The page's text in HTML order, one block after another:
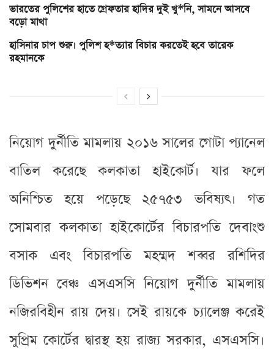
ভারতের পুলিশের হাতে গ্রেফতার হাদির দুই খু*নি, সামনে আসবে
বড়ো মাথা
হাসিনার চাপ শুরু। পুলিশ হ*ত্যার বিচার করতেই হবে তারেক
রহমানকে
নিয়োগ দুর্নীতি মামলায় ২০১৬ সালের গোটা প্যানেল
বাতিল করেছে কলকাতা হাইকোর্ট। যার ফলে
অনিশ্চিত হয়ে পড়েছে ২৫৭৫৩ ভবিষ্যৎ। গত
সোমবার কলকাতা হাইকোর্টের বিচারপতি দেবাংশু
বসাক এবং বিচারপতি মহম্মদ শব্বর রশিদির
ডিভিশন বেঞ্চ এসএসসি নিয়োগ দুর্নীতি মামলায়
নজিরবিহীন রায় দেয়। সেই রায়কে চ্যালেঞ্জ করেই
সুপ্রিম কোর্টের দ্বারস্থ হয় রাজ্য সরকার, এসএসসি।